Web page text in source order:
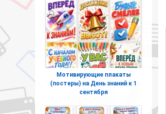
Мотивирующие плакаты
(постеры) на День знаний к 1
сентября